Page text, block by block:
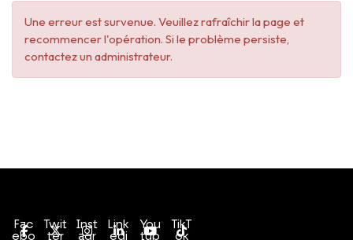
Une erreur est survenue. Veuillez rafraîchir la page et
recommencer l'opération. Si le problème persiste,
contactez un administrateur.
Fac
ebo
Twit
ter
Inst
agr
Link
edi
You
tub
TikT
ok